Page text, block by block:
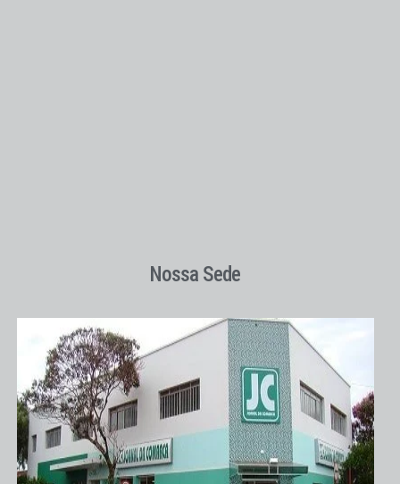
Nossa Sede